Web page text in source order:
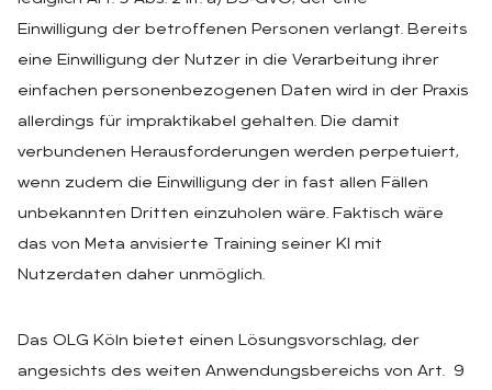
Einwilligung der betroffenen Personen verlangt. Bereits
eine Einwilligung der Nutzer in die Verarbeitung ihrer
einfachen personenbezogenen Daten wird in der Praxis
allerdings für impraktikabel gehalten. Die damit
verbundenen Herausforderungen werden perpetuiert,
wenn zudem die Einwilligung der in fast allen Fällen
unbekannten Dritten einzuholen wäre. Faktisch wäre
das von Meta anvisierte Training seiner KI mit
Nutzerdaten daher unmöglich.
Das OLG Köln bietet einen Lösungsvorschlag, der
angesichts des weiten Anwendungsbereichs von Art. 9